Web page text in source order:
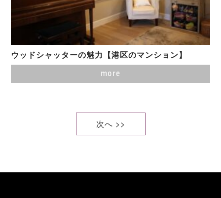
ウッドシャッターの魅力【港区のマンション】
more
次へ >>